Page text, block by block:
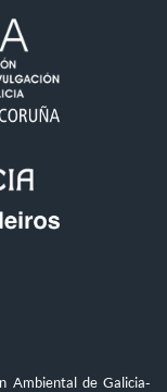
Ambiental de Galicia-